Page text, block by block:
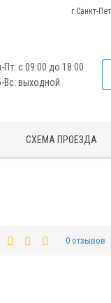
г.Санкт-
Пт: с 09:00 до 18:00
Вс: выходной
СХЕМА ПРОЕЗДА
0 отзывов